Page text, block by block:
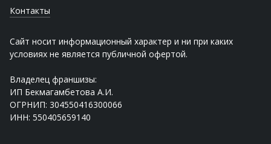
Контакты
Сайт носит информационный характер и ни при каких
условиях не является публичной офертой.
Владелец франшизы:
ИП Бекмагамбетова А.И.
ОГРНИП: 304550416300066
ИНН: 550405659140